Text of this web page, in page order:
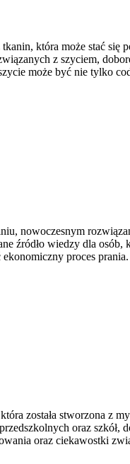
która może stać
z szyciem,
może być nie tylko
nowoczesnym
źródło wiedzy dla
proces
została stworzona z
oraz
oraz ciekawostki